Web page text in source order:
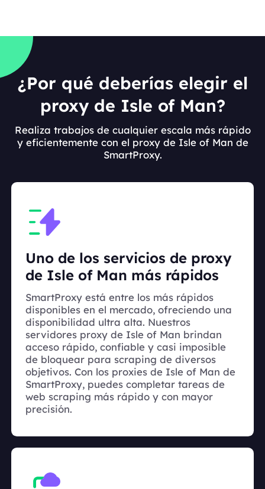
¿Por qué deberías elegir el
proxy de Isle of Man?
Realiza trabajos de cualquier escala más rápido
y eficientemente con el proxy de Isle of Man de
SmartProxy.
Uno de los servicios de proxy
de Isle of Man más rápidos
SmartProxy está entre los más rápidos
disponibles en el mercado, ofreciendo una
disponibilidad ultra alta. Nuestros
servidores proxy de Isle of Man brindan
acceso rápido, confiable y casi imposible
de bloquear para scraping de diversos
objetivos. Con los proxies de Isle of Man de
SmartProxy, puedes completar tareas de
web scraping más rápido y con mayor
precisión.